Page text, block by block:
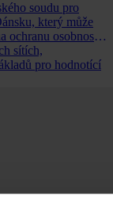
soudu pro
který může
ochranu osobnosti,
sítích,
pro hodnotící